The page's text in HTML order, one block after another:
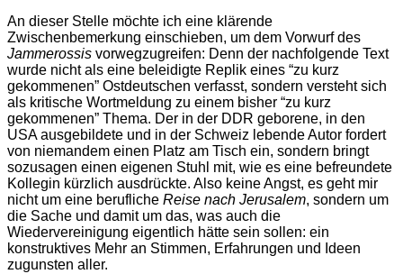
An dieser Stelle möchte ich eine klärende
Zwischenbemerkung einschieben, um dem Vorwurf des
Jammerossis vorwegzugreifen: Denn der nachfolgende Text
wurde nicht als eine beleidigte Replik eines “zu kurz
gekommenen” Ostdeutschen verfasst, sondern versteht sich
als kritische Wortmeldung zu einem bisher “zu kurz
gekommenen” Thema. Der in der DDR geborene, in den
USA ausgebildete und in der Schweiz lebende Autor fordert
von niemandem einen Platz am Tisch ein, sondern bringt
sozusagen einen eigenen Stuhl mit, wie es eine befreundete
Kollegin kürzlich ausdrückte. Also keine Angst, es geht mir
nicht um eine berufliche Reise nach Jerusalem, sondern um
die Sache und damit um das, was auch die
Wiedervereinigung eigentlich hätte sein sollen: ein
konstruktives Mehr an Stimmen, Erfahrungen und Ideen
zugunsten aller.